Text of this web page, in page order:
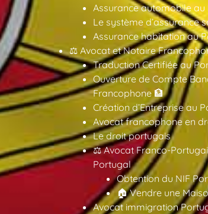
Assurance automobile au
Le système d’assurance
Assurance habitation au
⚖️ Avocat et Notaire
Traduction Certifiée au
Ouverture de Compte
Francophone 🏦
Création d’Entreprise au
Avocat francophone en
Le droit portugais
⚖️ Avocat Franco-
Portugal
Obtention du NIF
🏠 Vendre une
Avocat immigration